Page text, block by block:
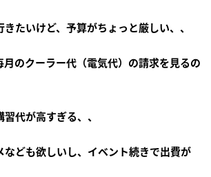
きたいけど、予算がちょっと厳しい、、
月のクーラー代（電気代）の請求を見るの
代が高すぎる、、
なども欲しいし、イベント続きで出費が